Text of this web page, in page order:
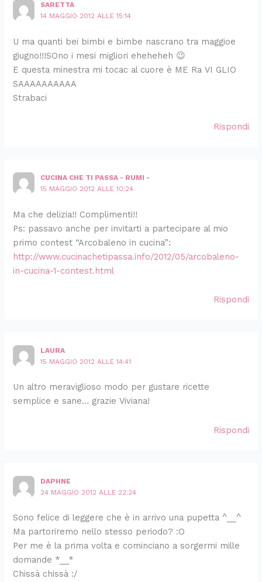
SARETTA
14 MAGGIO 2012 ALLE 15:14
U ma quanti bei bimbi e bimbe nascrano tra maggioe
giugno!!!SOno i mesi migliori eheheheh 😉
E questa minestra mi tocac al cuore è ME Ra VI GLIO
SAAAAAAAAAA
Strabaci
Rispondi
CUCINA CHE TI PASSA - RUMI -
15 MAGGIO 2012 ALLE 10:24
Ma che delizia!! Complimenti!!
Ps: passavo anche per invitarti a partecipare al mio
primo contest “Arcobaleno in cucina”:
http://www.cucinachetipassa.info/2012/05/arcobaleno-
in-cucina-1-contest.html
Rispondi
LAURA
15 MAGGIO 2012 ALLE 14:41
Un altro meraviglioso modo per gustare ricette
semplice e sane… grazie Viviana!
Rispondi
DAPHNE
24 MAGGIO 2012 ALLE 22:24
Sono felice di leggere che è in arrivo una pupetta ^__^
Ma partoriremo nello stesso periodo? :O
Per me è la prima volta e cominciano a sorgermi mille
domande *__*
Chissà chissà :/